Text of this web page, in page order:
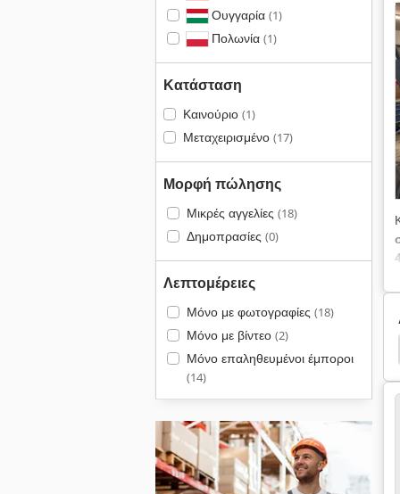
Ουγγαρία (1)
Πολωνία (1)
Κατάσταση
Καινούριο (1)
Μεταχειρισμένο (17)
Μορφή πώλησης
Μικρές αγγελίες (18)
Δημοπρασίες (0)
Λεπτομέρειες
Μόνο με φωτογραφίες (18)
Μόνο με βίντεο (2)
Μόνο επαληθευμένοι έμποροι
(14)
Mazak Hurco Vmx 42